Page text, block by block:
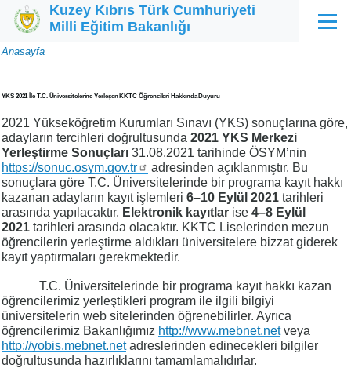
Ana içeriğe atla
Kuzey Kıbrıs Türk Cumhuriyeti
Milli Eğitim Bakanlığı
Menü
Sayfa
Anasayfa
YKS 2021 İle T.C. Üniversitelerine Yerleşen KKTC Öğrencileri Hakkında Duyuru
2021 Yükseköğretim Kurumları Sınavı (YKS) sonuçlarına göre,
adayların tercihleri doğrultusunda 2021 YKS Merkezi
Yerleştirme Sonuçları 31.08.2021 tarihinde ÖSYM’nin
https://sonuc.osym.gov.tr
adresinden açıklanmıştır. Bu
sonuçlara göre T.C. Üniversitelerinde bir programa kayıt hakkı
kazanan adayların kayıt işlemleri 6–10 Eylül 2021 tarihleri
arasında yapılacaktır. Elektronik kayıtlar ise 4–8 Eylül
2021 tarihleri arasında olacaktır. KKTC Liselerinden mezun
öğrencilerin yerleştirme aldıkları üniversitelere bizzat giderek
kayıt yaptırmaları gerekmektedir.
T.C. Üniversitelerinde bir programa kayıt hakkı kazan
öğrencilerimiz yerleştikleri program ile ilgili bilgiyi
üniversitelerin web sitelerinden öğrenebilirler. Ayrıca
öğrencilerimiz Bakanlığımız http://www.mebnet.netveya
http://yobis.mebnet.netadreslerinden edinecekleri bilgiler
doğrultusunda hazırlıklarını tamamlamalıdırlar.